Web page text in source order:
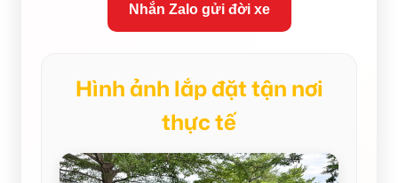
Nhắn Zalo gửi đời xe
Hình ảnh lắp đặt tận nơi
thực tế